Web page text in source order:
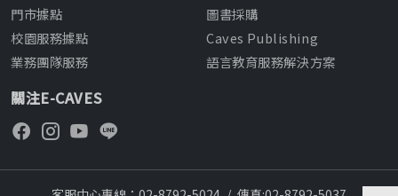
門市據點
校園服務據點
業務團隊服務
圖書採購
Caves Publishing
語言教育服務解決方案
關注E-CAVES